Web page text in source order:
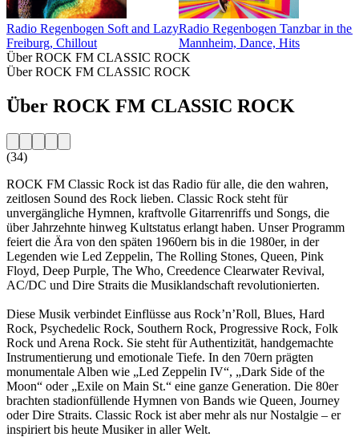
Radio Regenbogen Soft and Lazy
Freiburg, Chillout
Radio Regenbogen Tanzbar in the
Mannheim, Dance, Hits
Über ROCK FM CLASSIC ROCK
Über ROCK FM CLASSIC ROCK
Über ROCK FM CLASSIC ROCK
(34)
ROCK FM Classic Rock ist das Radio für alle, die den wahren,
zeitlosen Sound des Rock lieben. Classic Rock steht für
unvergängliche Hymnen, kraftvolle Gitarrenriffs und Songs, die
über Jahrzehnte hinweg Kultstatus erlangt haben. Unser Programm
feiert die Ära von den späten 1960ern bis in die 1980er, in der
Legenden wie Led Zeppelin, The Rolling Stones, Queen, Pink
Floyd, Deep Purple, The Who, Creedence Clearwater Revival,
AC/DC und Dire Straits die Musiklandschaft revolutionierten.
Diese Musik verbindet Einflüsse aus Rock’n’Roll, Blues, Hard
Rock, Psychedelic Rock, Southern Rock, Progressive Rock, Folk
Rock und Arena Rock. Sie steht für Authentizität, handgemachte
Instrumentierung und emotionale Tiefe. In den 70ern prägten
monumentale Alben wie „Led Zeppelin IV“, „Dark Side of the
Moon“ oder „Exile on Main St.“ eine ganze Generation. Die 80er
brachten stadionfüllende Hymnen von Bands wie Queen, Journey
oder Dire Straits. Classic Rock ist aber mehr als nur Nostalgie – er
inspiriert bis heute Musiker in aller Welt.